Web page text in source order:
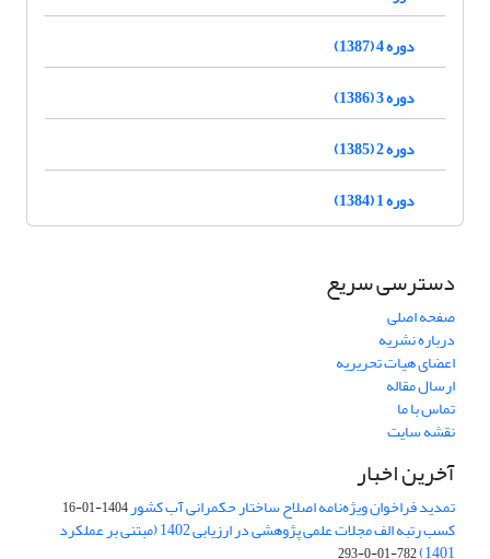
دوره 4 (1387)
دوره 3 (1386)
دوره 2 (1385)
دوره 1 (1384)
دسترسی سریع
صفحه اصلی
درباره نشریه
اعضای هیات تحریریه
ارسال مقاله
تماس با ما
نقشه سایت
آخرین اخبار
تمدید فراخوان ویژه‌نامه اصلاح ساختار حکمرانی آب کشور1404-01-16
کسب رتبه الف مجلات علمی پژوهشی در ارزیابی 1402 (مبتنی بر عملکرد
1401)
782-01-0-293